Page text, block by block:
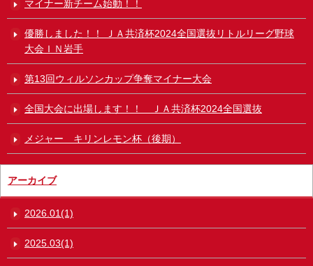
マイナー新チーム始動！！
優勝しました！！ ＪＡ共済杯2024全国選抜リトルリーグ野球
大会ＩＮ岩手
第13回ウィルソンカップ争奪マイナー大会
全国大会に出場します！！ ＪＡ共済杯2024全国選抜
メジャー キリンレモン杯（後期）
アーカイブ
2026.01(1)
2025.03(1)